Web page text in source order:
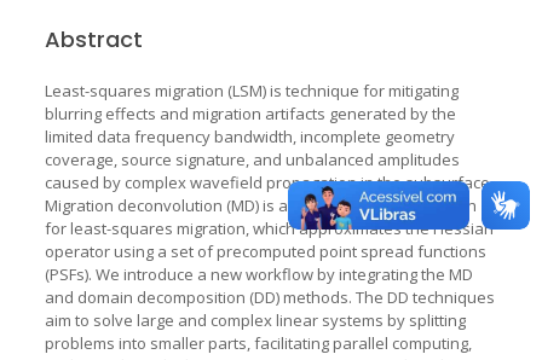
Abstract
Least-squares migration (LSM) is technique for mitigating
blurring effects and migration artifacts generated by the
limited data frequency bandwidth, incomplete geometry
coverage, source signature, and unbalanced amplitudes
caused by complex wavefield propagation in the subsurface.
Migration deconvolution (MD) is an imagedomain approach
for least-squares migration, which approximates the Hessian
operator using a set of precomputed point spread functions
(PSFs). We introduce a new workflow by integrating the MD
and domain decomposition (DD) methods. The DD techniques
aim to solve large and complex linear systems by splitting
problems into smaller parts, facilitating parallel computing,